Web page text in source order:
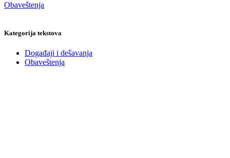
Obaveštenja
Kategorija tekstova
Događaji i dešavanja
Obaveštenja